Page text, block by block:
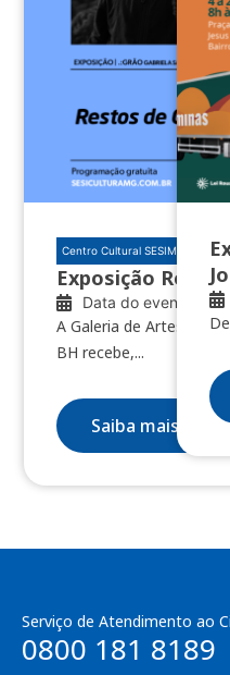
Centro Cultural SESIMINAS BH
Exposição
Data do evento: 10/
A Galeria de Artes do
BH recebe,...
Saiba mais
Serviço de Atendimento ao
0800 181 8189